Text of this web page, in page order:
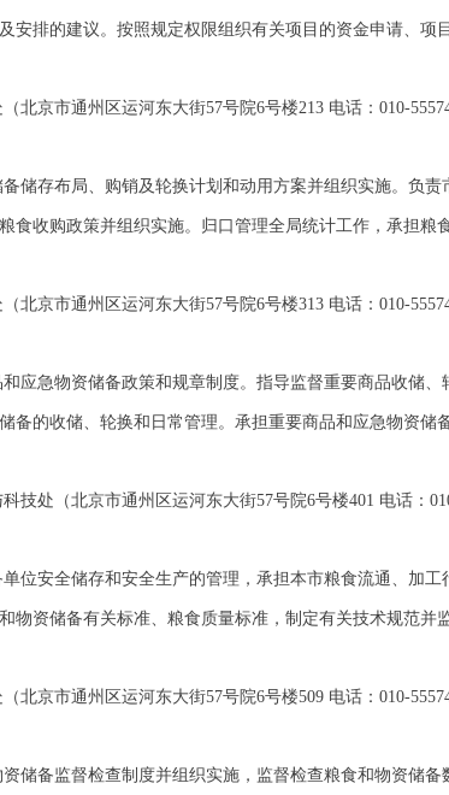
安排的建议。按照规定权限组织有关项目的资金申请、
北京市通州区运河东大街57号院6号楼213 电话：010-
储存布局、购销及轮换计划和动用方案并组织实施。负
食收购政策并组织实施。归口管理全局统计工作，承担粮
北京市通州区运河东大街57号院6号楼313 电话：010-
应急物资储备政策和规章制度。指导监督重要商品收储
备的收储、轮换和日常管理。承担重要商品和应急物资储
科技处（北京市通州区运河东大街57号院6号楼401 电话：
位安全储存和安全生产的管理，承担本市粮食流通、加
物资储备有关标准、粮食质量标准，制定有关技术规范并
北京市通州区运河东大街57号院6号楼509 电话：010-
储备监督检查制度并组织实施，监督检查粮食和物资储